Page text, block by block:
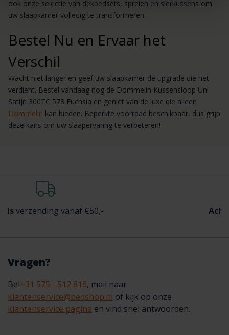
ook onze selectie van dekbedsets, spreien en sierkussens om
uw slaapkamer volledig te transformeren.
Bestel Nu en Ervaar het
Verschil
Wacht niet langer en geef uw slaapkamer de upgrade die het
verdient. Bestel vandaag nog de Dommelin Kussensloop Uni
Satijn 300TC 578 Fuchsia en geniet van de luxe die alleen
Dommelin kan bieden. Beperkte voorraad beschikbaar, dus grijp
deze kans om uw slaapervaring te verbeteren!
vanaf €50,-
Vragen?
Bel+31 575 - 512 816, mail naar
klantenservice@bedshop.nl of kijk op onze
klantenservice pagina en vind snel antwoorden.